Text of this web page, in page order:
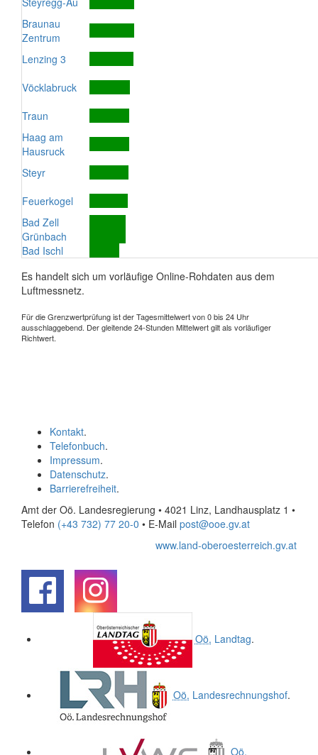
Braunau
Zentrum
Lenzing 3
Vöcklabruck
Traun
Haag am
Hausruck
Steyr
Feuerkogel
Bad Zell
Grünbach
Bad Ischl
Es handelt sich um vorläufige Online-Rohdaten aus dem
Luftmessnetz.
Für die Grenzwertprüfung ist der Tagesmittelwert von 0 bis 24 Uhr
ausschlaggebend. Der gleitende 24-Stunden Mittelwert gilt als vorläufiger
Richtwert.
Kontakt.
Telefonbuch.
Impressum.
Datenschutz.
Barrierefreiheit.
Amt der Oö. Landesregierung • 4021 Linz, Landhausplatz 1 •
Telefon (+43 732) 77 20-0 • E-Mail post@ooe.gv.at
www.land-oberoesterreich.gv.at
Oö. Landtag.
Oö. Landesrechnungshof.
Oö.